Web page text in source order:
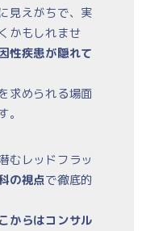
見えがちで、実
かもしれませ
性疾患が隠れて
求められる場面
むレッドフラッ
の視点で徹底的
からはコンサル